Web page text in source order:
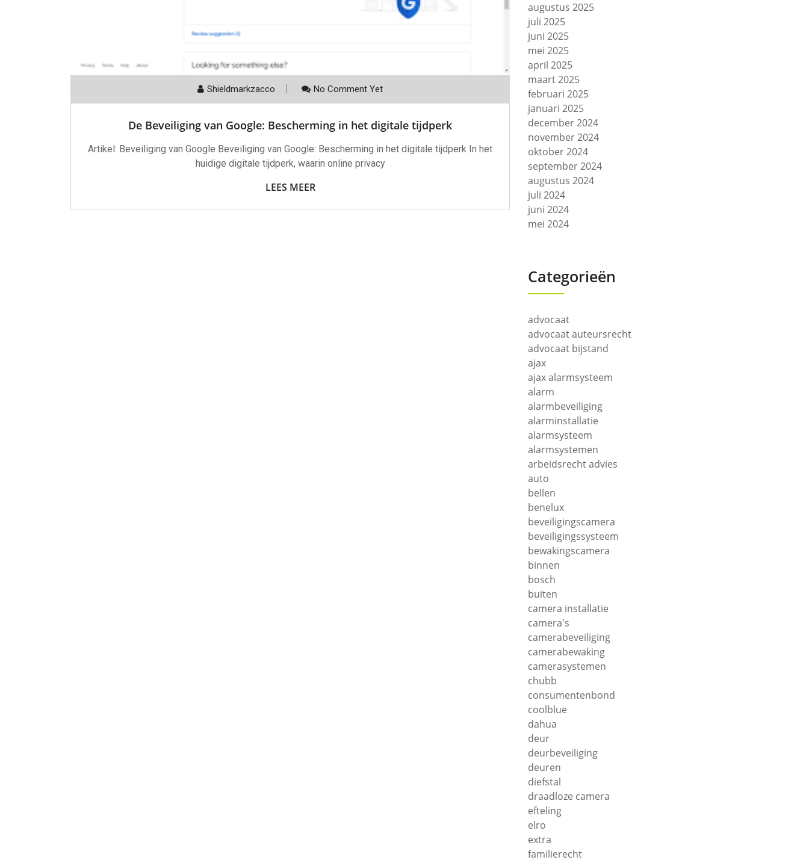
Shieldmarkzacco No Comment Yet
De Beveiliging van Google: Bescherming in het digitale tijdperk
Artikel: Beveiliging van Google Beveiliging van Google: Bescherming in het digitale tijdperk In het
huidige digitale tijdperk, waarin online privacy
LEES MEER
augustus 2025
juli 2025
juni 2025
mei 2025
april 2025
maart 2025
februari 2025
januari 2025
december 2024
november 2024
oktober 2024
september 2024
augustus 2024
juli 2024
juni 2024
mei 2024
Categorieën
advocaat
advocaat auteursrecht
advocaat bijstand
ajax
ajax alarmsysteem
alarm
alarmbeveiliging
alarminstallatie
alarmsysteem
alarmsystemen
arbeidsrecht advies
auto
bellen
benelux
beveiligingscamera
beveiligingssysteem
bewakingscamera
binnen
bosch
buiten
camera installatie
camera's
camerabeveiliging
camerabewaking
camerasystemen
chubb
consumentenbond
coolblue
dahua
deur
deurbeveiliging
deuren
diefstal
draadloze camera
efteling
elro
extra
familierecht